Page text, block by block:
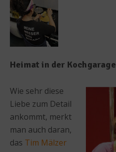
Heimat in der Kochgarage
Wie sehr diese
Liebe zum Detail
ankommt, merkt
man auch daran,
das Tim Mälzer